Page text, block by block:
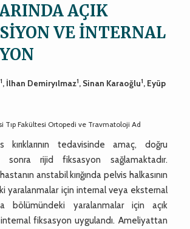
AÇIK
VE İNTERNAL
1, İlhan Demiryılmaz1, Sinan Karaoğlu1, Eyüp
Tıp Fakültesi Ortopedi ve Travmatoloji Ad
kırıklarının tedavisinde amaç, doğru
sonra rijid fiksasyon sağlamaktadır.
anstabil kırığında pelvis halkasının
yaralanmalar için internal veya eksternal
bölümündeki yaralanmalar için açık
fiksasyon uygulandı. Ameliyattan